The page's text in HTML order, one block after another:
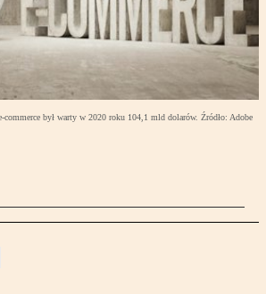
commerce był warty w 2020 roku 104,1 mld dolarów. Źródło: Adobe